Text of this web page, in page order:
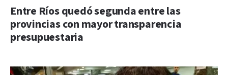
Entre Ríos quedó segunda entre las
provincias con mayor transparencia
presupuestaria